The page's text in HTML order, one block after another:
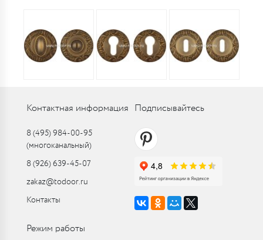
Контактная информация
8 (495) 984-00-95
(многоканальный)
8 (926) 639-45-07
zakaz@todoor.ru
Контакты
Подписывайтесь
Режим работы